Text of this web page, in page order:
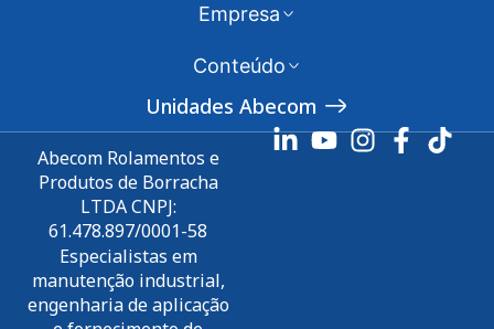
Empresa
Conteúdo
Unidades Abecom
Abecom Rolamentos e
Produtos de Borracha
LTDA CNPJ:
61.478.897/0001-58
Especialistas em
manutenção industrial,
engenharia de aplicação